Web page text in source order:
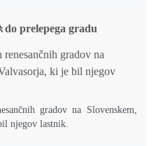
prelepega gradu
gradov na Slovenskem,
njegov lastnik.